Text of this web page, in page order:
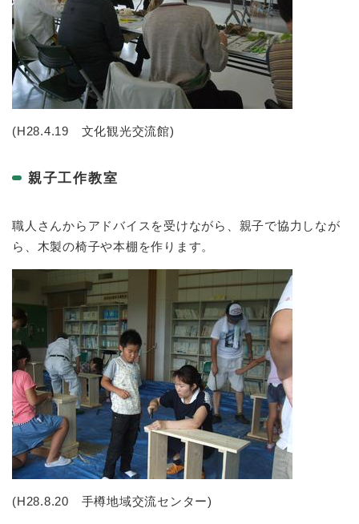
(H28.4.19 文化観光交流館)
親子工作教室
職人さんからアドバイスを受けながら、親子で協力しなが
ら、木製の椅子や本棚を作ります。
(H28.8.20 手樽地域交流センター)